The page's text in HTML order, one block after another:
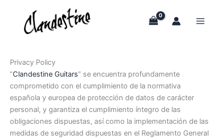
content
Privacy Policy
“Clandestine Guitars” se encuentra profundamente
comprometido con el cumplimiento de la normativa
española y europea de protección de datos de carácter
personal, y garantiza el cumplimiento íntegro de las
obligaciones dispuestas, así como la implementación de las
medidas de seguridad dispuestas en el Reglamento General